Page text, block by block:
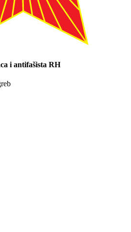
i antifašista RH